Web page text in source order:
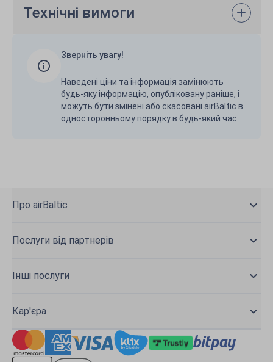
Технічні вимоги
Зверніть увагу!
Наведені ціни та інформація замінюють
будь-яку інформацію, опубліковану раніше, і
можуть бути змінені або скасовані airBaltic в
односторонньому порядку в будь-який час.
Про airBaltic
Послуги від партнерів
Інші послуги
Кар'єра